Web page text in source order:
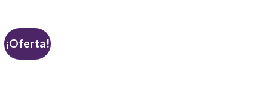
¡Oferta!